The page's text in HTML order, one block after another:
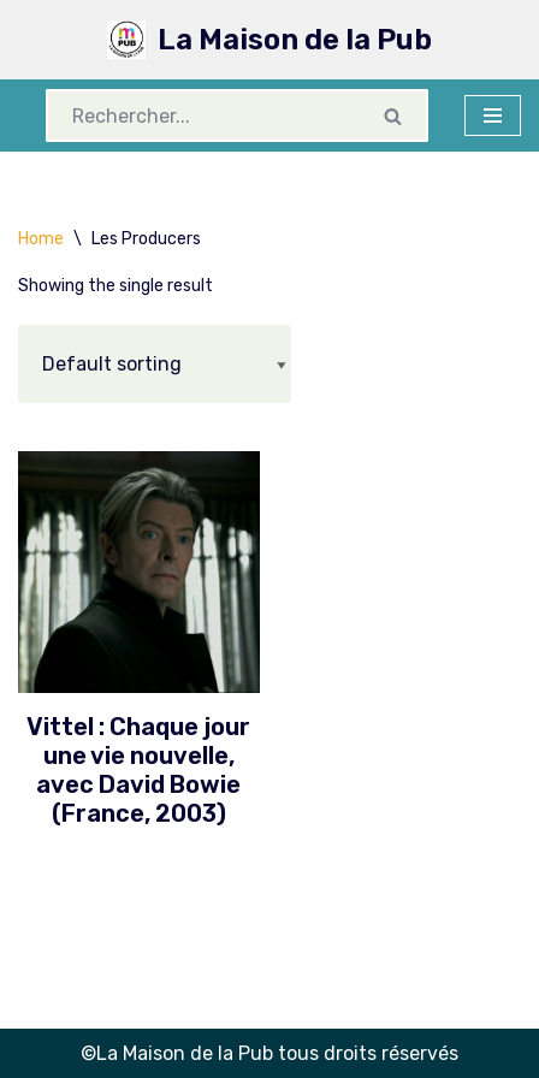
contenu
La Maison de la Pub
Home \ Les Producers
Showing the single result
Vittel : Chaque jour
une vie nouvelle,
avec David Bowie
(France, 2003)
©La Maison de la Pub tous droits réservés